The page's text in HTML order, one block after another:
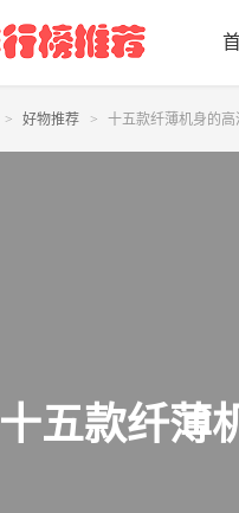
好物推荐 十五款纤薄机身的
十五款纤薄